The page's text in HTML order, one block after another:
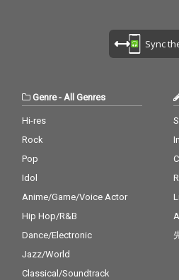
Sync
Genre-All Genres
Hi-res
Rock
Pop
Idol
Anime/Game/Voice Actor
Hip Hop/R&B
Dance/Electronic
Jazz/World
Classical/Soundtrack